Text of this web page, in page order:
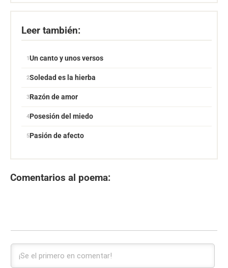
Leer también:
Un canto y unos versos
Soledad es la hierba
Razón de amor
Posesión del miedo
Pasión de afecto
Comentarios al poema: